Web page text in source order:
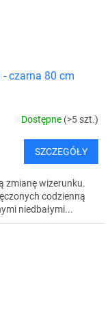
czarna 80 cm
Dostępne (>5 szt.)
SZCZEGÓŁY
zmianę wizerunku.
codzienną
niedbałymi...